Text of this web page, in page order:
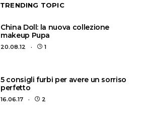
TRENDING TOPIC
China Doll: la nuova collezione
makeup Pupa
20.08.12 1
5 consigli furbi per avere un sorriso
perfetto
16.06.17 2